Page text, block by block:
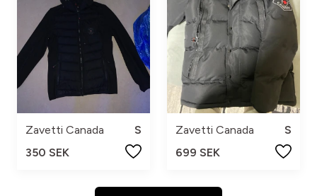
Zavetti Canada
S
350 SEK
Zavetti Canada
S
699 SEK